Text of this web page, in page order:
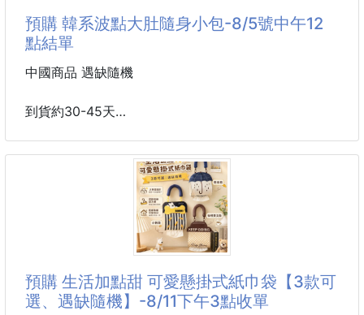
#包包 #收納包 #眼鏡收納包
預購 韓系波點大肚隨身小包-8/5號中午12
點結單
中國商品 遇缺隨機
到貨約30-45天
💟顏色：碧綠色、深棕色（缺色隨機）
💟尺寸：尺寸：10×8×5cm
這款 韓系波點大肚隨身小包，可以說是近期佔據我日
🛍️ 看似小巧，卻是驚人的「大肚量」
預購 生活加點甜 可愛懸掛式紙巾袋【3款可
選、遇缺隨機】-8/11下午3點收單